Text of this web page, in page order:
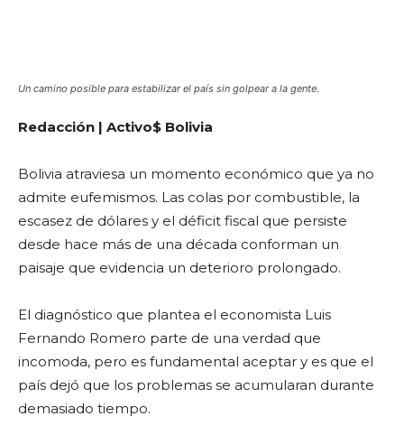
Un camino posible para estabilizar el país sin golpear a la gente.
Redacción | Activo$ Bolivia
Bolivia atraviesa un momento económico que ya no
admite eufemismos. Las colas por combustible, la
escasez de dólares y el déficit fiscal que persiste
desde hace más de una década conforman un
paisaje que evidencia un deterioro prolongado.
El diagnóstico que plantea el economista Luis
Fernando Romero parte de una verdad que
incomoda, pero es fundamental aceptar y es que el
país dejó que los problemas se acumularan durante
demasiado tiempo.